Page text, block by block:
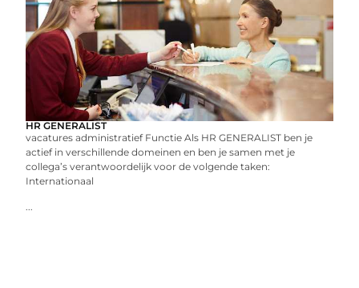
HR GENERALIST
vacatures administratief Functie Als HR GENERALIST ben je
actief in verschillende domeinen en ben je samen met je
collega’s verantwoordelijk voor de volgende taken:
Internationaal
...